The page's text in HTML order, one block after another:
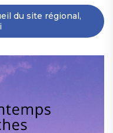
du site régional,